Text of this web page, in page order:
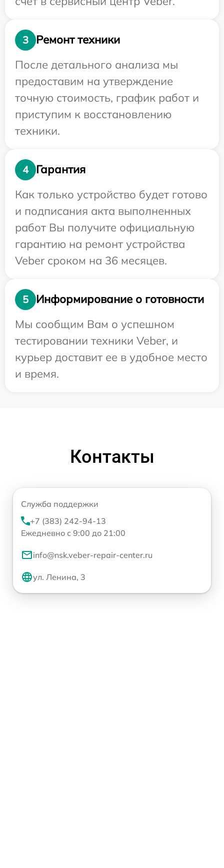
3
Ремонт техники
После детального анализа мы
предоставим на утверждение
точную стоимость, график работ и
приступим к восстановлению
техники.
4
Гарантия
Как только устройство будет готово
и подписания акта выполненных
работ Вы получите официальную
гарантию на ремонт устройства
Veber сроком на 36 месяцев.
5
Информирование о готовности
Мы сообщим Вам о успешном
тестировании техники Veber, и
курьер доставит ее в удобное место
и время.
Контакты
Служба поддержки
+7 (383) 242-94-13
Ежедневно с 9:00 до 21:00
info@nsk.veber-repair-center.ru
ул. Ленина, 3